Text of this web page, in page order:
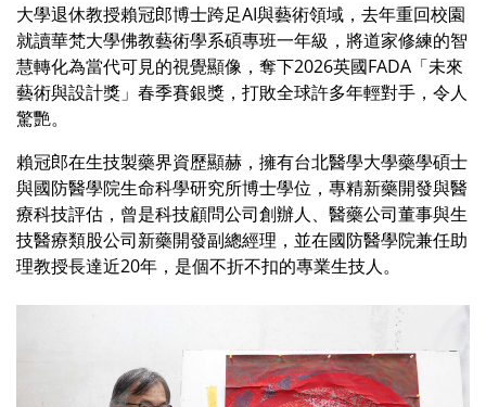
大學退休教授賴冠郎博士跨足AI與藝術領域，去年重回校園
就讀華梵大學佛教藝術學系碩專班一年級，將道家修練的智
慧轉化為當代可見的視覺顯像，奪下2026英國FADA「未來
藝術與設計獎」春季賽銀獎，打敗全球許多年輕對手，令人
驚艷。
賴冠郎在生技製藥界資歷顯赫，擁有台北醫學大學藥學碩士
與國防醫學院生命科學研究所博士學位，專精新藥開發與醫
療科技評估，曾是科技顧問公司創辦人、醫藥公司董事與生
技醫療類股公司新藥開發副總經理，並在國防醫學院兼任助
理教授長達近20年，是個不折不扣的專業生技人。